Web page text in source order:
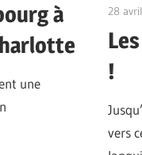
à
une
28
!
vers